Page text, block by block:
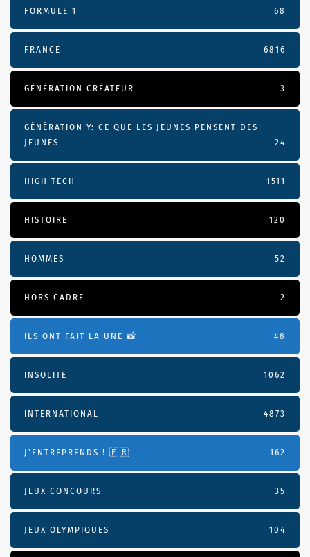
FORMULE 1 68
FRANCE 6816
GÉNÉRATION CRÉATEUR 3
GÉNÉRATION Y: CE QUE LES JEUNES PENSENT DES
JEUNES
24
HIGH TECH 1511
HISTOIRE 120
HOMMES 52
HORS CADRE 2
ILS ONT FAIT LA UNE 📸 48
INSOLITE 1062
INTERNATIONAL 4873
J'ENTREPRENDS ! 🇫🇷 162
JEUX CONCOURS 35
JEUX OLYMPIQUES 104